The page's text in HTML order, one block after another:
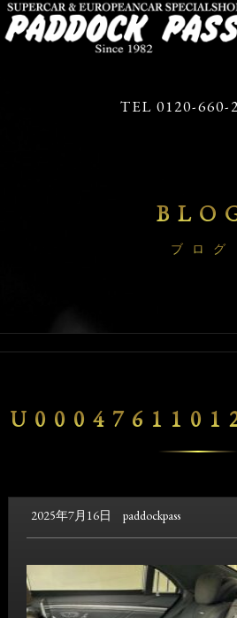
TEL 0120-660-
ブログ
2025年7月16日 paddockpass